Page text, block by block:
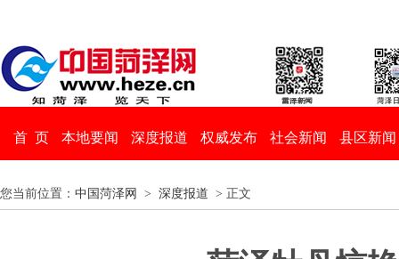
首 页 本地要闻 深度报道 权威发布 社会新闻 县区新闻
您当前位置： 中国菏泽网 > 深度报道 > 正文